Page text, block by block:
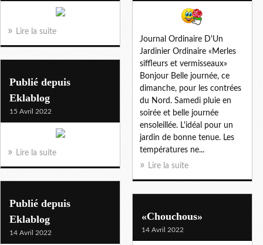
Lire la suite
Journal Ordinaire D'Un
Jardinier Ordinaire «Merles
siffleurs et vermisseaux»
Bonjour Belle journée, ce
dimanche, pour les contrées
du Nord. Samedi pluie en
soirée et belle journée
ensoleillée. L'idéal pour un
jardin de bonne tenue. Les
températures ne...
Lire la suite
Publié depuis
Eklablog
15 Avril 2022
Lire la suite
Publié depuis
Eklablog
14 Avril 2022
«Chouchous»
14 Avril 2022